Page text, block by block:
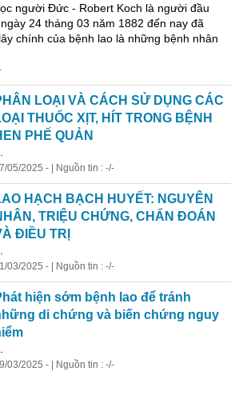
người Đức - Robert Koch là người đầu
24 tháng 03 năm 1882 đến nay đã
chính của bệnh lao là những bệnh nhân
LOẠI VÀ CÁCH SỬ DỤNG CÁC
THUỐC XỊT, HÍT TRONG BỆNH
PHẾ QUẢN
05/2025 - | Nguồn tin : -/-
HẠCH BẠCH HUYẾT: NGUYÊN
TRIỆU CHỨNG, CHẨN ĐOÁN
ĐIỀU TRỊ
03/2025 - | Nguồn tin : -/-
hiện sớm bệnh lao để tránh
di chứng và biến chứng nguy
03/2025 - | Nguồn tin : -/-